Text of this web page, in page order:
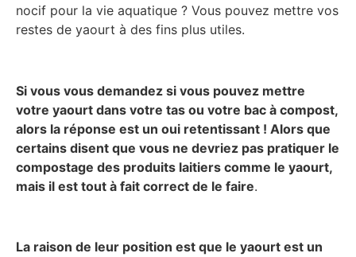
nocif pour la vie aquatique ? Vous pouvez mettre vos
restes de yaourt à des fins plus utiles.
Si vous vous demandez si vous pouvez mettre
votre yaourt dans votre tas ou votre bac à compost,
alors la réponse est un oui retentissant ! Alors que
certains disent que vous ne devriez pas pratiquer le
compostage des produits laitiers comme le yaourt,
mais il est tout à fait correct de le faire.
La raison de leur position est que le yaourt est un